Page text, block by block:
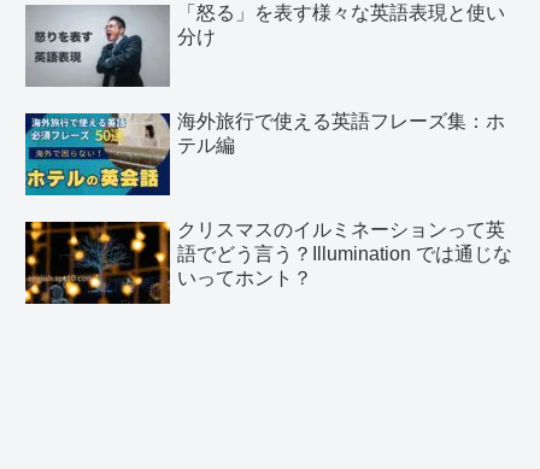
「怒る」を表す様々な英語表現と使い
分け
海外旅行で使える英語フレーズ集：ホ
テル編
クリスマスのイルミネーションって英
語でどう言う？Illumination では通じな
いってホント？